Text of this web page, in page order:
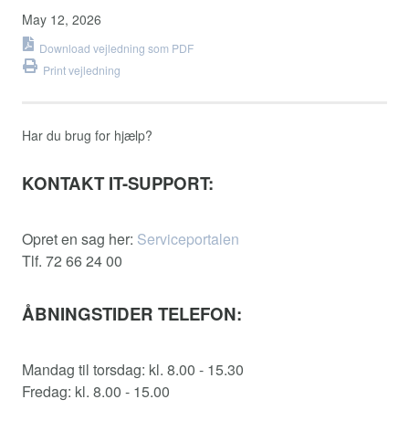
May 12, 2026
Download vejledning som PDF
Print vejledning
Har du brug for hjælp?
KONTAKT IT-SUPPORT:
Opret en sag her: Serviceportalen
Tlf. 72 66 24 00
ÅBNINGSTIDER TELEFON:
Mandag til torsdag: kl. 8.00 - 15.30
Fredag: kl. 8.00 - 15.00